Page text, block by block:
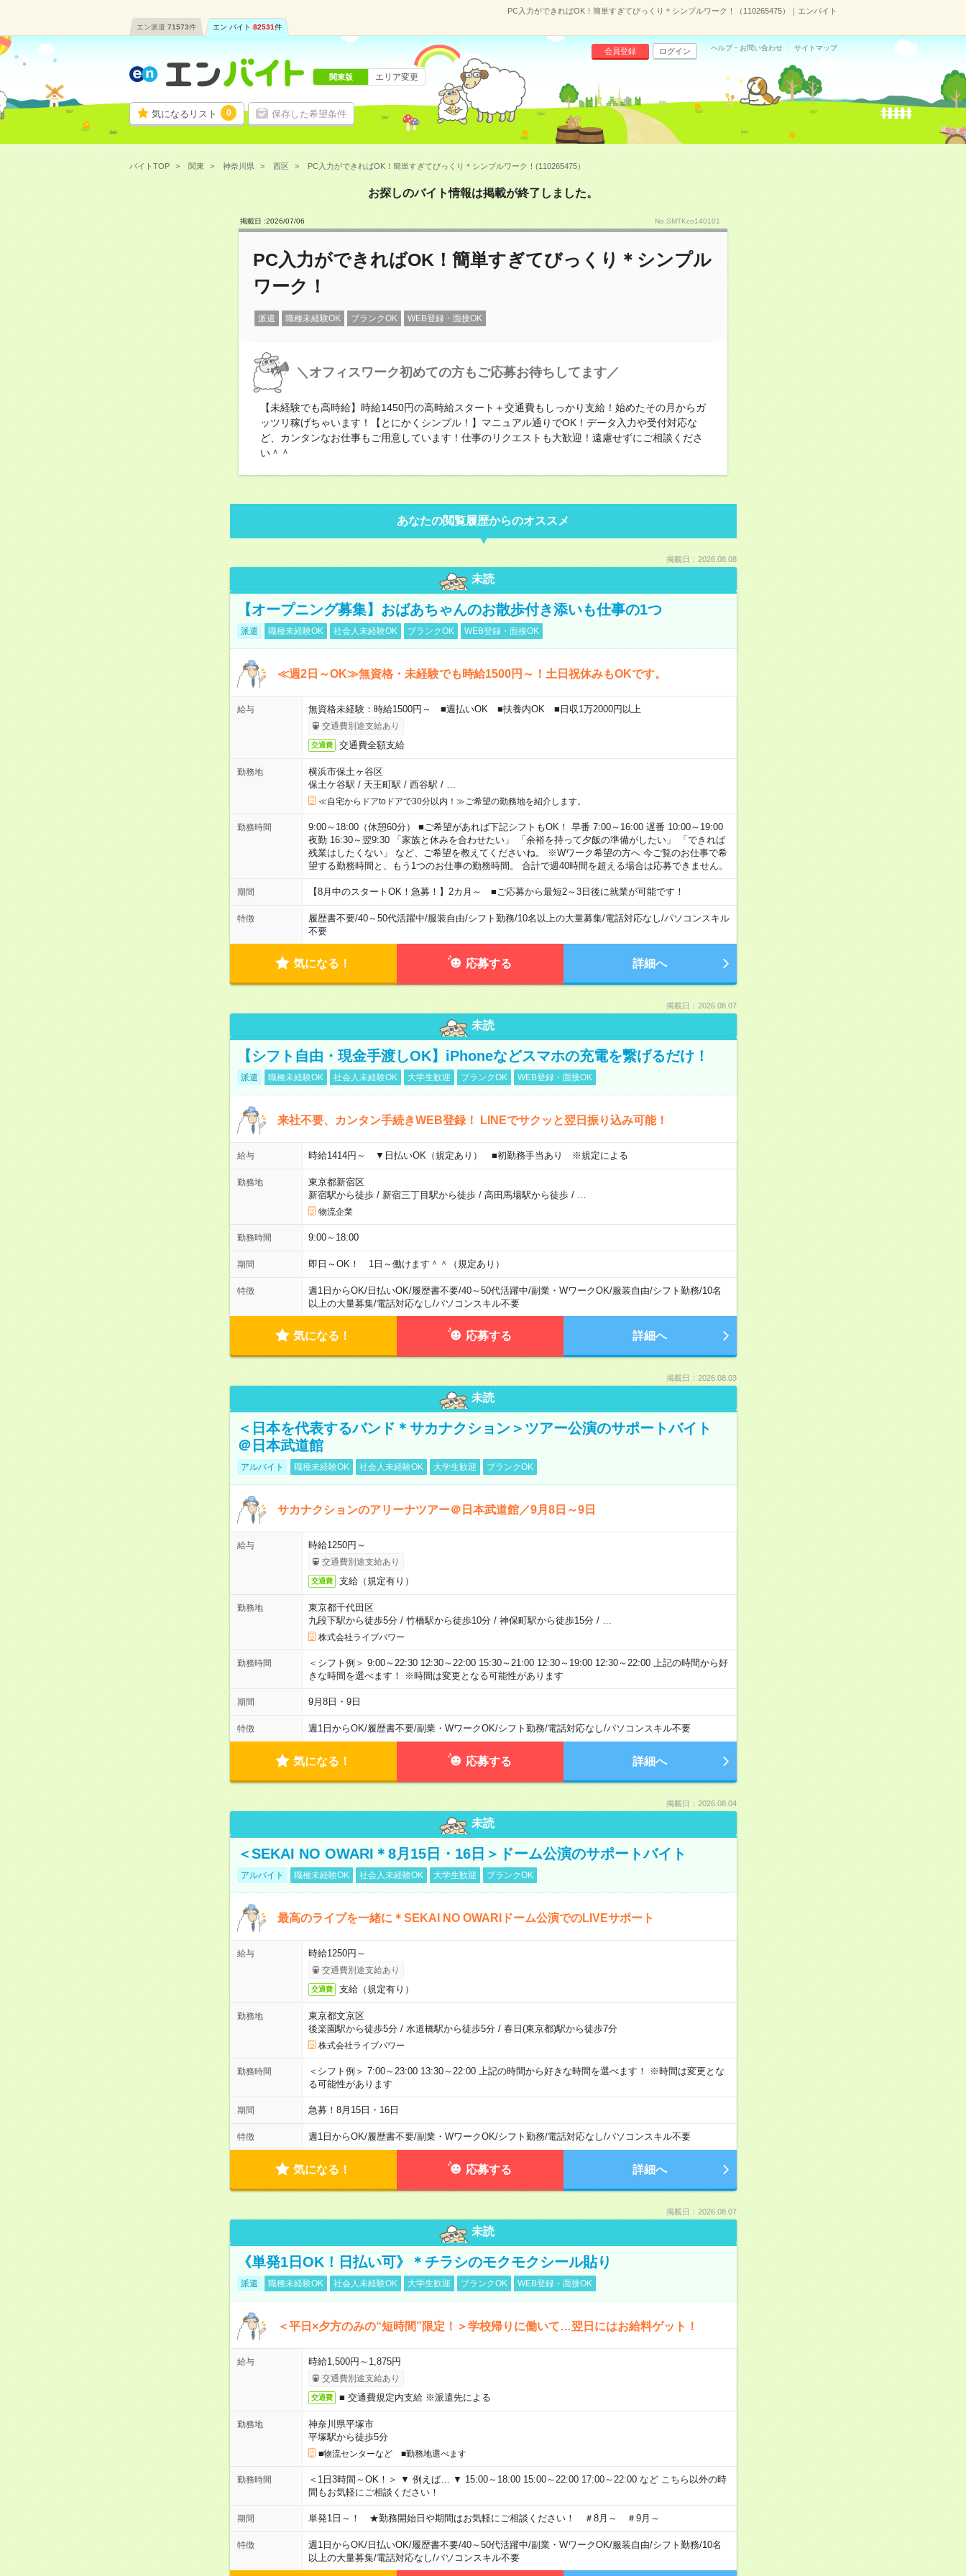
PC入力ができればOK！簡単すぎてびっくり＊シンプルワーク！（110265475）｜エンバイト
エン派遣 71573件 エン バイト 82531件
気になるリスト 0 保存した希望条件
会員登録 ログイン ヘルプ・お問い合わせ サイトマップ
関東版 エリア変更
バイトTOP 関東 神奈川県 西区 PC入力ができればOK！簡単すぎてびっくり＊シンプルワーク！(110265475）
お探しのバイト情報は掲載が終了しました。
掲載日 :2026/07/06 No.SMTKco140101
PC入力ができればOK！簡単すぎてびっくり＊シンプル
ワーク！
派遣 職種未経験OK ブランクOK WEB登録・面接OK
＼オフィスワーク初めての方もご応募お待ちしてます／
【未経験でも高時給】時給1450円の高時給スタート＋交通費もしっかり支給！始めたその月からガ
ッツリ稼げちゃいます！【とにかくシンプル！】マニュアル通りでOK！データ入力や受付対応な
ど、カンタンなお仕事もご用意しています！仕事のリクエストも大歓迎！遠慮せずにご相談くださ
い＾＾
あなたの閲覧履歴からのオススメ
掲載日：2026.08.08
未読
【オープニング募集】おばあちゃんのお散歩付き添いも仕事の1つ
派遣 職種未経験OK 社会人未経験OK ブランクOK WEB登録・面接OK
≪週2日～OK≫無資格・未経験でも時給1500円～！土日祝休みもOKです。
給与 無資格未経験：時給1500円～ ■週払いOK ■扶養内OK ■日収1万2000円以上
交通費別途支給あり
交通費 交通費全額支給
勤務地
横浜市保土ヶ谷区
保土ケ谷駅 / 天王町駅 / 西谷駅 /
≪自宅からドアtoドアで30分以内！≫ご希望の勤務地を紹介します。
勤務時間
9:00～18:00（休憩60分） ■ご希望があれば下記シフトもOK！ 早番 7:00～16:00 遅番 10:00～19:00
夜勤 16:30～翌9:30 「家族と休みを合わせたい」 「余裕を持って夕飯の準備がしたい」 「できれば
残業はしたくない」 など、ご希望を教えてくださいね。 ※Wワーク希望の方へ 今ご覧のお仕事で希
望する勤務時間と、もう1つのお仕事の勤務時間。 合計で週40時間を超える場合は応募できません。
期間 【8月中のスタートOK！急募！】2カ月～ ■ご応募から最短2～3日後に就業が可能です！
特徴 履歴書不要/40～50代活躍中/服装自由/シフト勤務/10名以上の大量募集/電話対応なし/パソコンスキル
不要
気になる！ 応募する 詳細へ
掲載日：2026.08.07
未読
【シフト自由・現金手渡しOK】iPhoneなどスマホの充電を繋げるだけ！
派遣 職種未経験OK 社会人未経験OK 大学生歓迎 ブランクOK WEB登録・面接OK
来社不要、カンタン手続きWEB登録！ LINEでサクッと翌日振り込み可能！
給与 時給1414円～ ▼日払いOK（規定あり） ■初勤務手当あり ※規定による
勤務地
東京都新宿区
新宿駅から徒歩/ 新宿三丁目駅から徒歩/ 高田馬場駅から徒歩/
物流企業
勤務時間 9:00～18:00
期間 即日～OK！ 1日～働けます＾＾（規定あり）
特徴 週1日からOK/日払いOK/履歴書不要/40～50代活躍中/副業・WワークOK/服装自由/シフト勤務/10名
以上の大量募集/電話対応なし/パソコンスキル不要
気になる！ 応募する 詳細へ
掲載日：2026.08.03
未読
＜日本を代表するバンド＊サカナクション＞ツアー公演のサポートバイト
＠日本武道館
アルバイト 職種未経験OK 社会人未経験OK 大学生歓迎 ブランクOK
サカナクションのアリーナツアー＠日本武道館／9月8日～9日
給与 時給1250円～
交通費別途支給あり
交通費 支給（規定有り）
勤務地
東京都千代田区
九段下駅から徒歩5分/ 竹橋駅から徒歩10分/ 神保町駅から徒歩15分/
株式会社ライブパワー
勤務時間
＜シフト例＞ 9:00～22:30 12:30～22:00 15:30～21:00 12:30～19:00 12:30～22:00 上記の時間から好
きな時間を選べます！ ※時間は変更となる可能性があります
期間 9月8日・9日
特徴 週1日からOK/履歴書不要/副業・WワークOK/シフト勤務/電話対応なし/パソコンスキル不要
気になる！ 応募する 詳細へ
掲載日：2026.08.04
未読
＜SEKAI NO OWARI＊8月15日・16日＞ドーム公演のサポートバイト
アルバイト 職種未経験OK 社会人未経験OK 大学生歓迎 ブランクOK
最高のライブを一緒に＊SEKAI NO OWARIドーム公演でのLIVEサポート
給与 時給1250円～
交通費別途支給あり
交通費 支給（規定有り）
勤務地
東京都文京区
後楽園駅から徒歩5分/ 水道橋駅から徒歩5分/ 春日(東京都)駅から徒歩7分
株式会社ライブパワー
勤務時間
＜シフト例＞ 7:00～23:00 13:30～22:00 上記の時間から好きな時間を選べます！ ※時間は変更とな
る可能性があります
期間 急募！8月15日・16日
特徴 週1日からOK/履歴書不要/副業・WワークOK/シフト勤務/電話対応なし/パソコンスキル不要
気になる！ 応募する 詳細へ
掲載日：2026.08.07
未読
《単発1日OK！日払い可》＊チラシのモクモクシール貼り
派遣 職種未経験OK 社会人未経験OK 大学生歓迎 ブランクOK WEB登録・面接OK
＜平日×夕方のみの“短時間”限定！＞学校帰りに働いて…翌日にはお給料ゲット！
給与 時給1,500円～1,875円
交通費別途支給あり
交通費 ■ 交通費規定内支給 ※派遣先による
勤務地
神奈川県平塚市
平塚駅から徒歩5分
■物流センターなど ■勤務地選べます
勤務時間
＜1日3時間～OK！＞ ▼ 例えば… ▼ 15:00～18:00 15:00～22:00 17:00～22:00 など こちら以外の時
間もお気軽にご相談ください！
期間 単発1日～！ ★勤務開始日や期間はお気軽にご相談ください！ ＃8月～ ＃9月～
特徴 週1日からOK/日払いOK/履歴書不要/40～50代活躍中/副業・WワークOK/服装自由/シフト勤務/10名
以上の大量募集/電話対応なし/パソコンスキル不要